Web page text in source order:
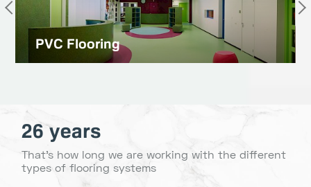
PVC Flooring
26 years
That's how long we are working with the different
types of flooring systems